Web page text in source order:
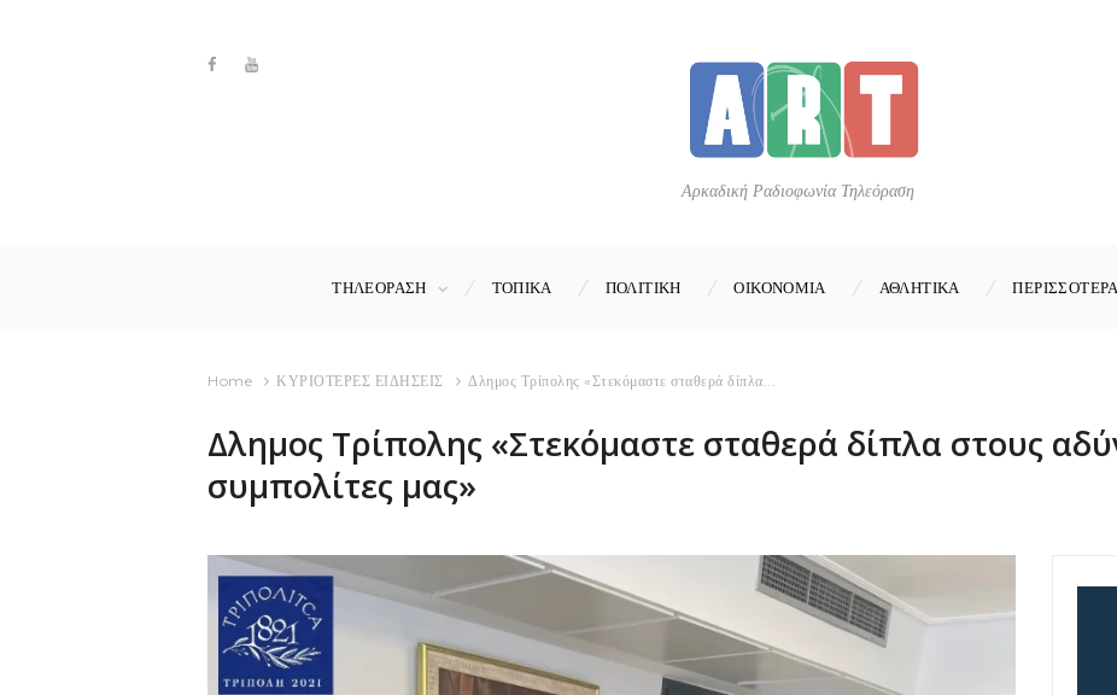
Αρκαδική Ραδιοφωνία Τηλεόραση
ΤΗΛΕΟΡΑΣΗ ΤΟΠΙΚΑ ΠΟΛΙΤΙΚΗ ΟΙΚΟΝΟΜΙΑ ΑΘΛΗΤΙΚΑ ΠΕΡΙΣΣΟΤΕΡΑ
Home ΚΥΡΙΟΤΕΡΕΣ ΕΙΔΗΣΕΙΣ Δλημος Τρίπολης «Στεκόμαστε σταθερά δίπλα...
Δλημος Τρίπολης «Στεκόμαστε σταθερά δίπλα στους
συμπολίτες μας»